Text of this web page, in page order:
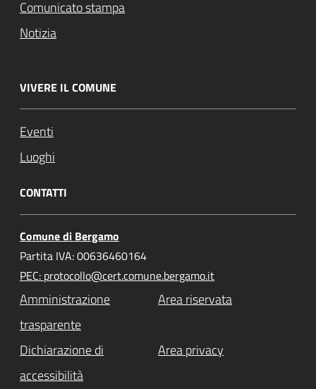
Comunicato stampa
Notizia
VIVERE IL COMUNE
Eventi
Luoghi
CONTATTI
Comune di Bergamo
Partita IVA: 00636460164
PEC: protocollo@cert.comune.bergamo.it
Amministrazione
trasparente
Area riservata
Dichiarazione di
accessibilità
Area privacy